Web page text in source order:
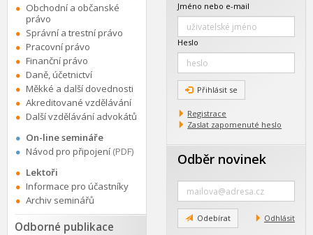
Obchodní a občanské
právo
Správní a trestní právo
Pracovní právo
Finanční právo
Daně, účetnictví
Měkké a další dovednosti
Akreditované vzdělávání
Další vzdělávání advokátů
On-line semináře
Návod pro připojení (PDF)
Lektoři
Informace pro účastníky
Archiv seminářů
Odborné publikace
Jméno nebo e-mail
Heslo
Přihlásit se
Registrace
Zaslat zapomenuté heslo
Odběr novinek
Zadejte
mail
Odebírat Odhlásit